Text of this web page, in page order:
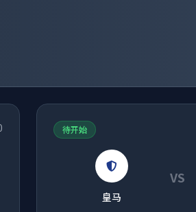
待开始
皇马
VS